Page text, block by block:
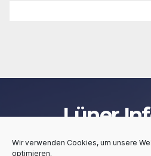
Wir verwenden Cookies, um unsere
optimieren.
Lüner